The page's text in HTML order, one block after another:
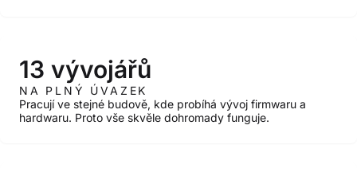
13 vývojářů
NA PLNÝ ÚVAZEK
Pracují ve stejné budově, kde probíhá vývoj firmwaru a
hardwaru. Proto vše skvěle dohromady funguje.